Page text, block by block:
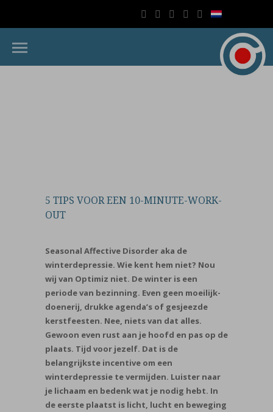
5 TIPS VOOR EEN 10-MINUTE-WORK-
OUT
Seasonal Affective Disorder aka de
winterdepressie. Wie kent hem niet? Nou
wij van Optimiz niet. De winter is een
periode van bezinning. Even geen moeilijk-
doenerij, drukke agenda’s of gesjeezde
kerstfeesten. Nee, niets van dat alles.
Gewoon even rust aan je hoofd en pas op de
plaats. Tijd voor jezelf. Dat is de
belangrijkste incentive om een
winterdepressie te vermijden. Luister naar
je lichaam en bedenk wat je nodig hebt. In
de eerste plaatst is licht, lucht en beweging